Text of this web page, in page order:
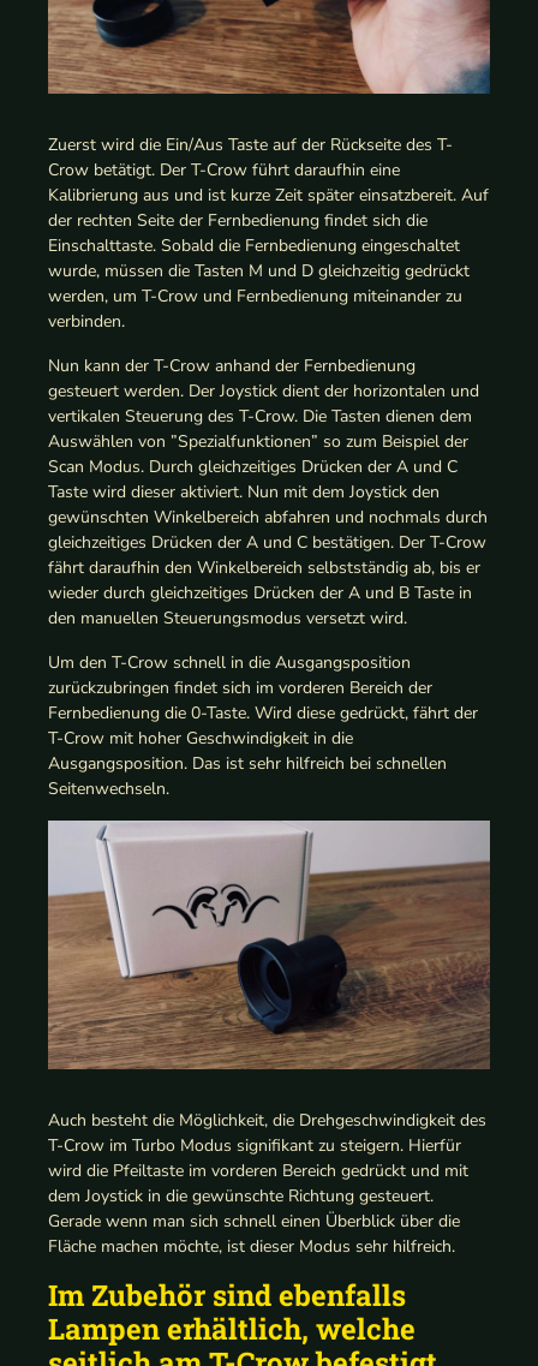
Zuerst wird die Ein/Aus Taste auf der Rückseite des T-
Crow betätigt. Der T-Crow führt daraufhin eine
Kalibrierung aus und ist kurze Zeit später einsatzbereit. Auf
der rechten Seite der Fernbedienung findet sich die
Einschalttaste. Sobald die Fernbedienung eingeschaltet
wurde, müssen die Tasten M und D gleichzeitig gedrückt
werden, um T-Crow und Fernbedienung miteinander zu
verbinden.
Nun kann der T-Crow anhand der Fernbedienung
gesteuert werden. Der Joystick dient der horizontalen und
vertikalen Steuerung des T-Crow. Die Tasten dienen dem
Auswählen von ”Spezialfunktionen” so zum Beispiel der
Scan Modus. Durch gleichzeitiges Drücken der A und C
Taste wird dieser aktiviert. Nun mit dem Joystick den
gewünschten Winkelbereich abfahren und nochmals durch
gleichzeitiges Drücken der A und C bestätigen. Der T-Crow
fährt daraufhin den Winkelbereich selbstständig ab, bis er
wieder durch gleichzeitiges Drücken der A und B Taste in
den manuellen Steuerungsmodus versetzt wird.
Um den T-Crow schnell in die Ausgangsposition
zurückzubringen findet sich im vorderen Bereich der
Fernbedienung die 0-Taste. Wird diese gedrückt, fährt der
T-Crow mit hoher Geschwindigkeit in die
Ausgangsposition. Das ist sehr hilfreich bei schnellen
Seitenwechseln.
Auch besteht die Möglichkeit, die Drehgeschwindigkeit des
T-Crow im Turbo Modus signifikant zu steigern. Hierfür
wird die Pfeiltaste im vorderen Bereich gedrückt und mit
dem Joystick in die gewünschte Richtung gesteuert.
Gerade wenn man sich schnell einen Überblick über die
Fläche machen möchte, ist dieser Modus sehr hilfreich.
Im Zubehör sind ebenfalls
Lampen erhältlich, welche